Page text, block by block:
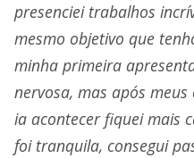
presenciei trabalhos
mesmo objetivo que
minha primeira
nervosa, mas após
ia acontecer fiquei mais
foi tranquila, consegui